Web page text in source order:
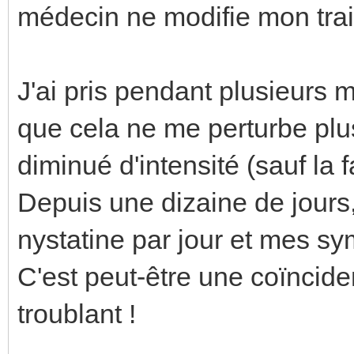
médecin ne modifie mon
J'ai pris pendant plusieurs
que cela ne me perturbe
diminué d'intensité (sauf la
Depuis une dizaine de
nystatine par jour et mes
C'est peut-être une
troublant !